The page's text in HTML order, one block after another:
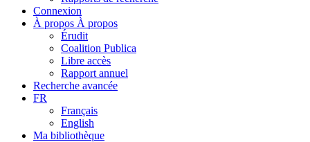
Connexion
À propos À propos
Érudit
Coalition Publica
Libre accès
Rapport annuel
Recherche avancée
FR
Français
English
Ma bibliothèque